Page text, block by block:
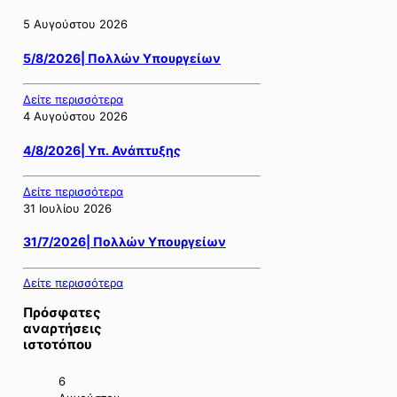
5 Αυγούστου 2026
5/8/2026| Πολλών Υπουργείων
Δείτε περισσότερα
4 Αυγούστου 2026
4/8/2026| Υπ. Ανάπτυξης
Δείτε περισσότερα
31 Ιουλίου 2026
31/7/2026| Πολλών Υπουργείων
Δείτε περισσότερα
Πρόσφατες
αναρτήσεις
ιστοτόπου
6